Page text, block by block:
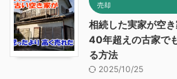
売却
相続した実家が空
40年超えの古家で
る方法
2025/10/25